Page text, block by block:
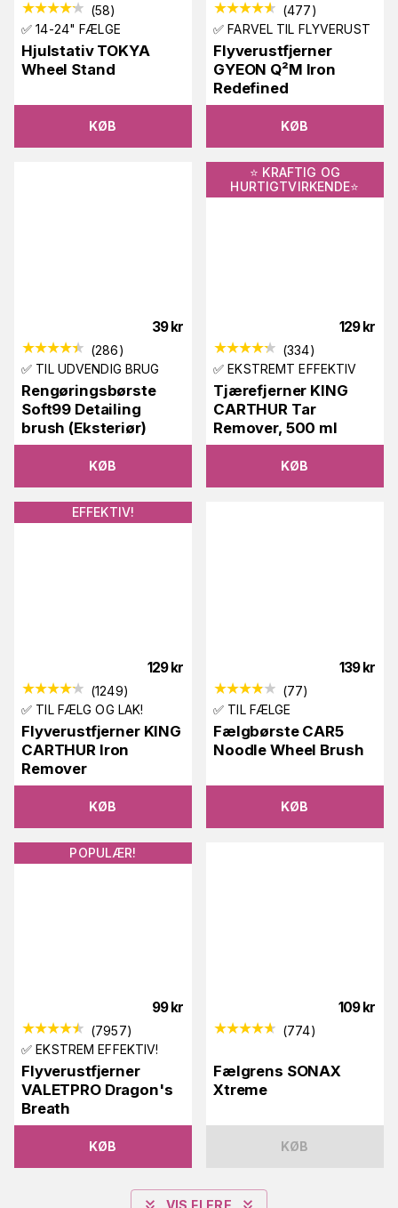
(58)
✅ 14-24" FÆLGE
Hjulstativ TOKYA
Wheel Stand
KØB
(477)
✅ FARVEL TIL FLYVERUST
Flyverustfjerner
GYEON Q²M Iron
Redefined
KØB
39 kr
(286)
✅ TIL UDVENDIG BRUG
Rengøringsbørste
Soft99 Detailing
brush (Eksteriør)
KØB
⭐️ KRAFTIG OG
HURTIGTVIRKENDE⭐️
129 kr
(334)
✅ EKSTREMT EFFEKTIV
Tjærefjerner KING
CARTHUR Tar
Remover, 500 ml
KØB
EFFEKTIV!
129 kr
(1249)
✅ TIL FÆLG OG LAK!
Flyverustfjerner KING
CARTHUR Iron
Remover
KØB
139 kr
(77)
✅ TIL FÆLGE
Fælgbørste CAR5
Noodle Wheel Brush
KØB
POPULÆR!
99 kr
(7957)
✅ EKSTREM EFFEKTIV!
Flyverustfjerner
VALETPRO Dragon's
Breath
KØB
109 kr
(774)
Fælgrens SONAX
Xtreme
KØB
VIS FLERE